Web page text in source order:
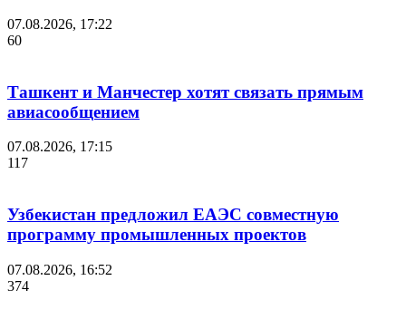
07.08.2026, 17:22
60
Ташкент и Манчестер хотят связать прямым
авиасообщением
07.08.2026, 17:15
117
Узбекистан предложил ЕАЭС совместную
программу промышленных проектов
07.08.2026, 16:52
374